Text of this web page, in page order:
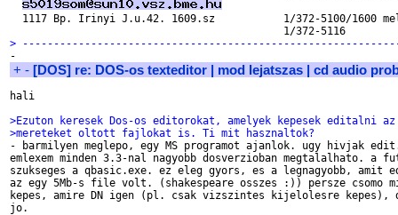
1117 Bp. Irinyi J.u.42. 1609.sz           1/372-5100/1600
>
+ - [DOS] re: DOS-os texteditor | mod lejatszas | cd audio
hali
>Ezuton keresek Dos-os editorokat, amelyek kepesek editalni az
>mereteket oltott fajlokat is. Ti mit hasznaltok?
- barmilyen meglepo, egy MS programot ajanlok. ugy hivjak
emlexem minden 3.3-nal nagyobb dosverzioban megtalalhato. a
szukseges a qbasic.exe. ez eleg gyors, es a legnagyobb, amit
az egy 5Mb-s file volt. (shakespeare osszes :)) persze csomo
kepes, amire DN igen (pl. csak vizszintes kijelolesre kepes),
jo.